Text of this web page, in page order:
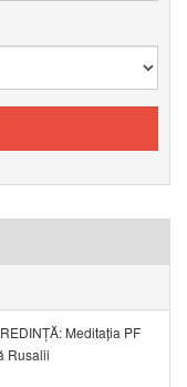
Meditația PF
Rusalii